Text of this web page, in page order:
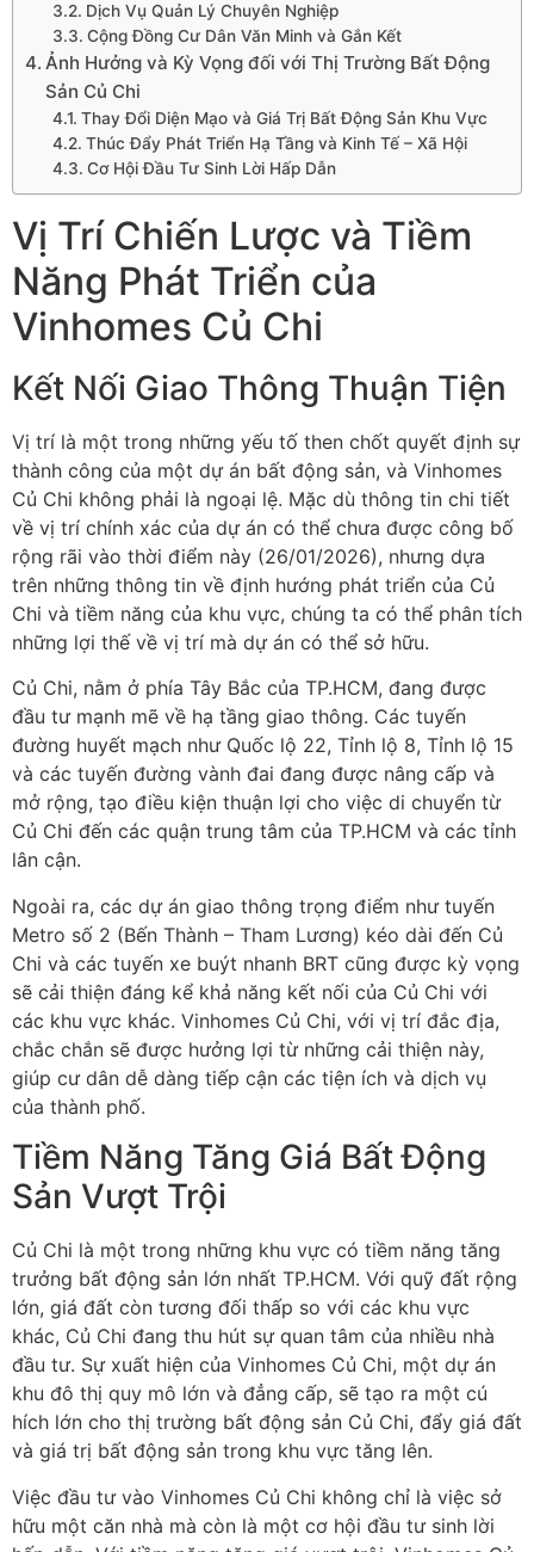
Dịch Vụ Quản Lý Chuyên Nghiệp
Cộng Đồng Cư Dân Văn Minh và Gắn Kết
Ảnh Hưởng và Kỳ Vọng đối với Thị Trường Bất Động
Sản Củ Chi
Thay Đổi Diện Mạo và Giá Trị Bất Động Sản Khu Vực
Thúc Đẩy Phát Triển Hạ Tầng và Kinh Tế – Xã Hội
Cơ Hội Đầu Tư Sinh Lời Hấp Dẫn
Vị Trí Chiến Lược và Tiềm
Năng Phát Triển của
Vinhomes Củ Chi
Kết Nối Giao Thông Thuận Tiện
Vị trí là một trong những yếu tố then chốt quyết định sự
thành công của một dự án bất động sản, và Vinhomes
Củ Chi không phải là ngoại lệ. Mặc dù thông tin chi tiết
về vị trí chính xác của dự án có thể chưa được công bố
rộng rãi vào thời điểm này (26/01/2026), nhưng dựa
trên những thông tin về định hướng phát triển của Củ
Chi và tiềm năng của khu vực, chúng ta có thể phân tích
những lợi thế về vị trí mà dự án có thể sở hữu.
Củ Chi, nằm ở phía Tây Bắc của TP.HCM, đang được
đầu tư mạnh mẽ về hạ tầng giao thông. Các tuyến
đường huyết mạch như Quốc lộ 22, Tỉnh lộ 8, Tỉnh lộ 15
và các tuyến đường vành đai đang được nâng cấp và
mở rộng, tạo điều kiện thuận lợi cho việc di chuyển từ
Củ Chi đến các quận trung tâm của TP.HCM và các tỉnh
lân cận.
Ngoài ra, các dự án giao thông trọng điểm như tuyến
Metro số 2 (Bến Thành – Tham Lương) kéo dài đến Củ
Chi và các tuyến xe buýt nhanh BRT cũng được kỳ vọng
sẽ cải thiện đáng kể khả năng kết nối của Củ Chi với
các khu vực khác. Vinhomes Củ Chi, với vị trí đắc địa,
chắc chắn sẽ được hưởng lợi từ những cải thiện này,
giúp cư dân dễ dàng tiếp cận các tiện ích và dịch vụ
của thành phố.
Tiềm Năng Tăng Giá Bất Động
Sản Vượt Trội
Củ Chi là một trong những khu vực có tiềm năng tăng
trưởng bất động sản lớn nhất TP.HCM. Với quỹ đất rộng
lớn, giá đất còn tương đối thấp so với các khu vực
khác, Củ Chi đang thu hút sự quan tâm của nhiều nhà
đầu tư. Sự xuất hiện của Vinhomes Củ Chi, một dự án
khu đô thị quy mô lớn và đẳng cấp, sẽ tạo ra một cú
hích lớn cho thị trường bất động sản Củ Chi, đẩy giá đất
và giá trị bất động sản trong khu vực tăng lên.
Việc đầu tư vào Vinhomes Củ Chi không chỉ là việc sở
hữu một căn nhà mà còn là một cơ hội đầu tư sinh lời